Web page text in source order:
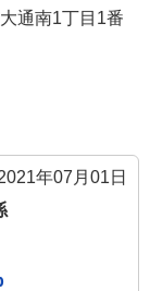
通南1丁目1番
年07月01日